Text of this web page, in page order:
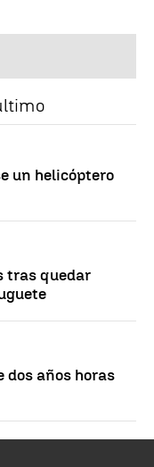
un helicóptero
tras quedar
dos años horas